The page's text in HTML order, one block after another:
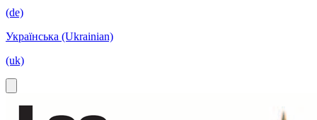
(de)
Українська (Ukrainian)
(uk)